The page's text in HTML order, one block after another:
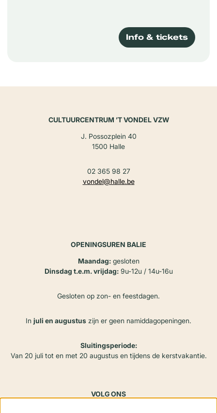
Info & tickets
CULTUURCENTRUM ’T VONDEL VZW
J. Possozplein 40
1500 Halle
02 365 98 27
vondel@halle.be
OPENINGSUREN BALIE
Maandag:gesloten
Dinsdag t.e.m. vrijdag:9u-12u / 14u-16u
Gesloten op zon- en feestdagen.
In juli en augustus zijn er geen namiddagopeningen.
Sluitingsperiode:
Van 20 juli tot en met 20 augustus en tijdens de kerstvakantie.
VOLG ONS